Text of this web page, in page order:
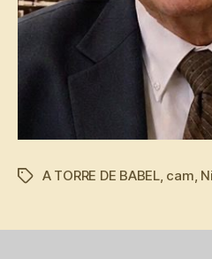
TagsA TORRE DE BABEL, cam,